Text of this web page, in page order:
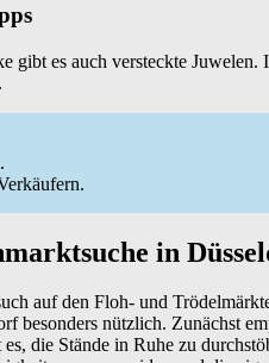
gibt es auch versteckte
in
auf den Floh- und
besonders nützlich. Zunächst
die Stände in Ruhe zu